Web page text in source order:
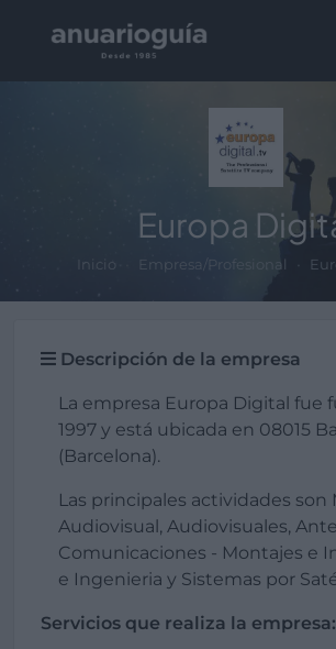
Europa
Inicio Empresa/Profesional
Descripción de la empresa
La empresa Europa Digital fue
1997 y está ubicada en 08015
(Barcelona).
Las principales actividades son
Audiovisual, Audiovisuales,
Comunicaciones - Montajes e
e Ingenieria y Sistemas por
Servicios que realiza la empresa: